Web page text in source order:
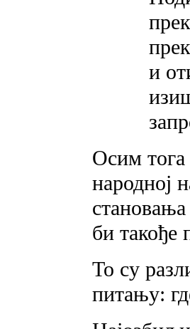
и
Осим
народној
би такође
То су
питању: